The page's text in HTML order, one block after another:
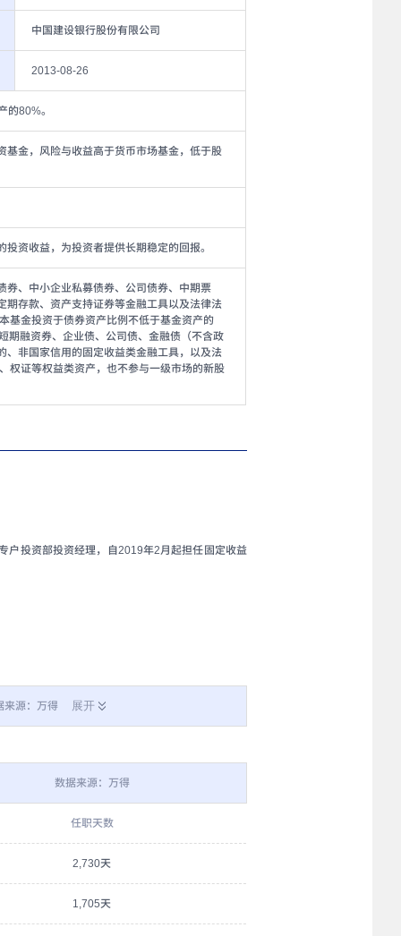
中国建设银行股份有限公司
2013-08-26
的80%。
基金，风险与收益高于货币市场基金，低于股
资收益，为投资者提供长期稳定的回报。
券、中小企业私募债券、公司债券、中期票
期存款、资产支持证券等金融工具以及法律法
基金投资于债券资产比例不低于基金资产的
期融资券、企业债、公司债、金融债（不含政
、非国家信用的固定收益类金融工具，以及法
权证等权益类资产，也不参与一级市场的新股
户投资部投资经理，自2019年2月起担任固定收益
来源：万得 展开
数据来源：万得
任职天数
2,730天
1,705天